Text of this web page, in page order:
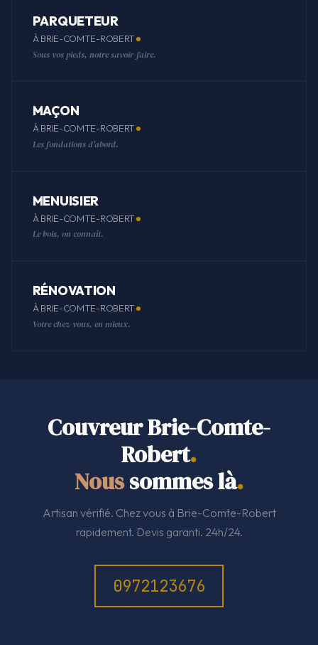
PARQUETEUR
À BRIE-COMTE-ROBERT
Sous vos pieds, notre savoir-faire.
MAÇON
À BRIE-COMTE-ROBERT
Les fondations d'abord.
MENUISIER
À BRIE-COMTE-ROBERT
Le bois, on connaît.
RÉNOVATION
À BRIE-COMTE-ROBERT
Votre chez-vous, en mieux.
Couvreur Brie-Comte-
Robert.
Noussommes là.
Artisan vérifié. Chez vous à Brie-Comte-Robert
rapidement. Devis garanti. 24h/24.
0972123676